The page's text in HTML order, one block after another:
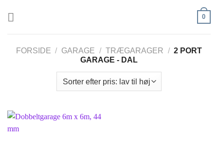
0
FORSIDE / GARAGE / TRÆGARAGER / 2 PORT
GARAGE - DAL